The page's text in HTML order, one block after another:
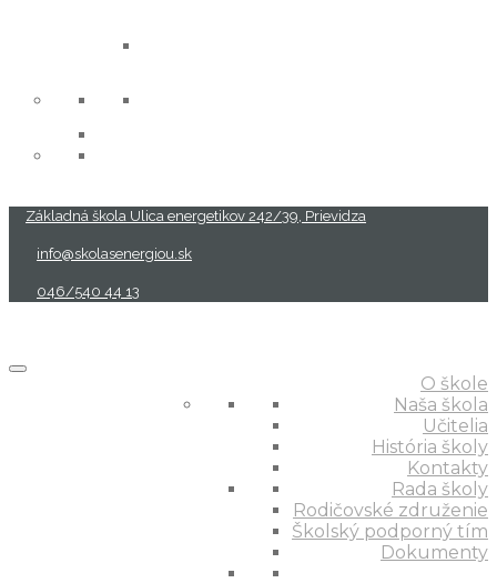
Základná škola Ulica energetikov 242/39, Prievidza
info@skolasenergiou.sk
046/540 44 13
O škole
Naša škola
Učitelia
História školy
Kontakty
Rada školy
Rodičovské združenie
Školský podporný tím
Dokumenty